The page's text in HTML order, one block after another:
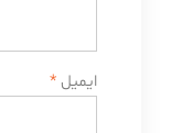
ایمیل *